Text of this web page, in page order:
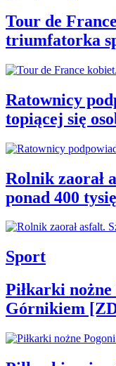
Tour de
triumfatorka
Ratownicy
topiącej się
Rolnik zaorał
ponad 400
Sport
Piłkarki nożne
Górnikiem